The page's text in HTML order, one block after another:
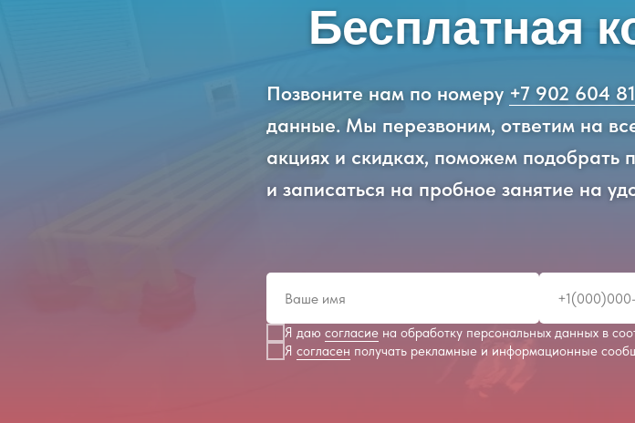
Бесплатная
Позвоните нам по номеру +7 902 604
данные. Мы перезвоним, ответим на
акциях и скидках, поможем подобрать
и записаться на пробное занятие на
Я даю согласие на обработку персональных данных в
Я согласен получать рекламные и информационные